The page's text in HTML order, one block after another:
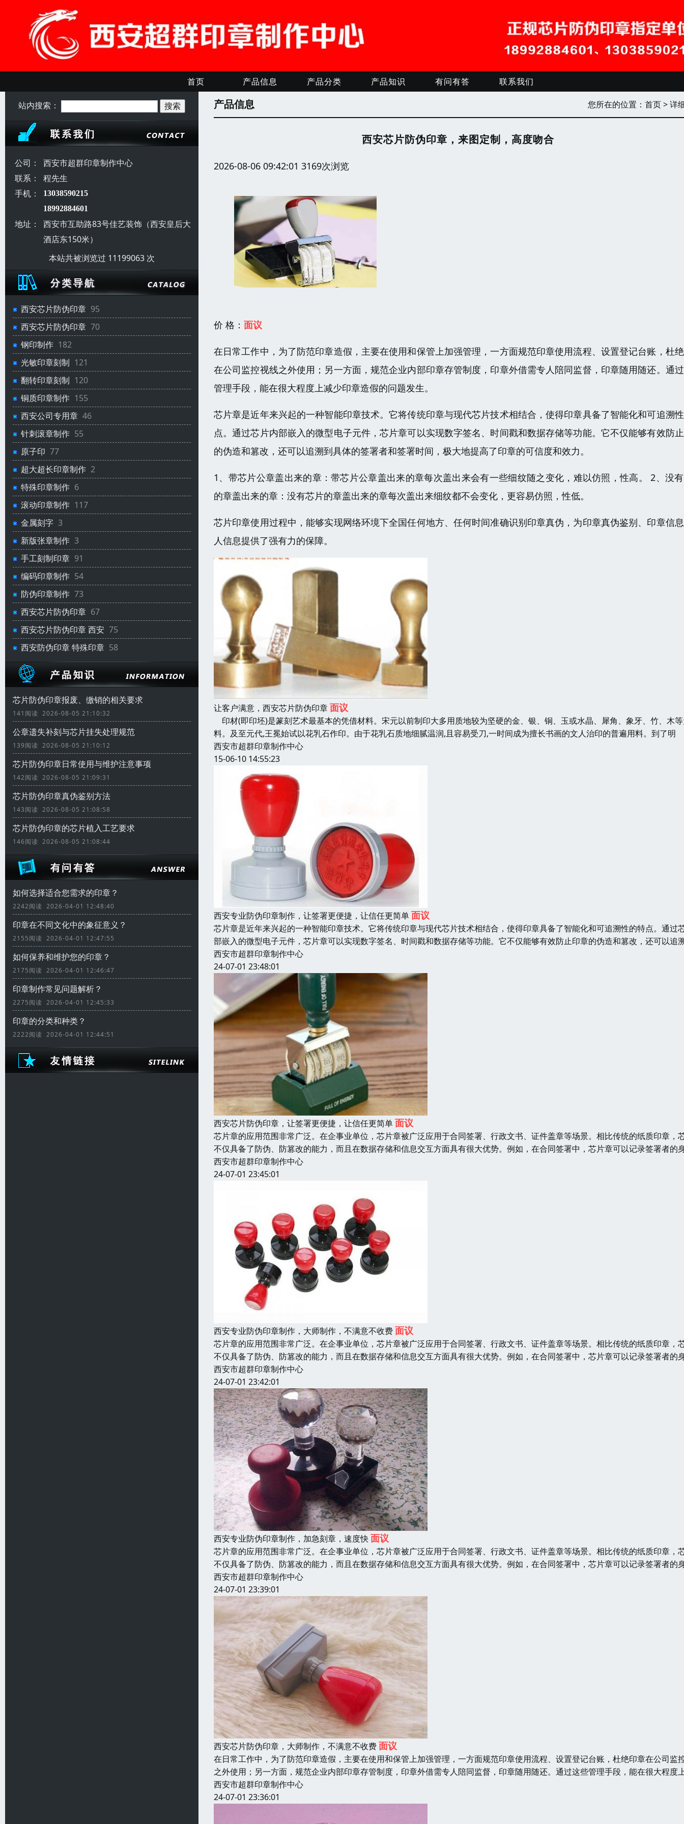
首页 产品信息 产品分类 产品知识 有问有答 联系我们
站内搜索：
公司：
西安市超群印章制作中心
联系：
程先生
手机：
13038590215
18992884601
地址：
西安市互助路83号佳艺装饰（西安皇后大
酒店东150米）
本站共被浏览过 11199063 次
西安芯片防伪印章 95
西安芯片防伪印章 70
钢印制作 182
光敏印章刻制 121
翻转印章刻制 120
铜质印章制作 155
西安公司专用章 46
针刺滚章制作 55
原子印 77
超大超长印章制作 2
特殊印章制作 6
滚动印章制作 117
金属刻字 3
新版张章制作 3
手工刻制印章 91
编码印章制作 54
防伪印章制作 73
西安芯片防伪印章 67
西安芯片防伪印章 西安 75
西安防伪印章 特殊印章 58
芯片防伪印章报废、缴销的相关要求
141阅读 2026-08-05 21:10:32
公章遗失补刻与芯片挂失处理规范
139阅读 2026-08-05 21:10:12
芯片防伪印章日常使用与维护注意事项
142阅读 2026-08-05 21:09:31
芯片防伪印章真伪鉴别方法
143阅读 2026-08-05 21:08:58
芯片防伪印章的芯片植入工艺要求
146阅读 2026-08-05 21:08:44
如何选择适合您需求的印章？
2242阅读 2026-04-01 12:48:40
印章在不同文化中的象征意义？
2155阅读 2026-04-01 12:47:55
如何保养和维护您的印章？
2175阅读 2026-04-01 12:46:47
印章制作常见问题解析？
2275阅读 2026-04-01 12:45:33
印章的分类和种类？
2222阅读 2026-04-01 12:44:51
产品信息 您所在的位置： 首页> 详
西安芯片防伪印章，来图定制，高度吻合
2026-08-06 09:42:01 3169次浏览
价 格： 面议
在日常工作中，为了防范印章造假，主要在使用和保管上加强管理，一方面规范印章使用流程、设置登记台账，杜
在公司监控视线之外使用；另一方面，规范企业内部印章存管制度，印章外借需专人陪同监督，印章随用随还。通
管理手段，能在很大程度上减少印章造假的问题发生。
芯片章是近年来兴起的一种智能印章技术。它将传统印章与现代芯片技术相结合，使得印章具备了智能化和可追溯
点。通过芯片内部嵌入的微型电子元件，芯片章可以实现数字签名、时间戳和数据存储等功能。它不仅能够有效防
的伪造和篡改，还可以追溯到具体的签署者和签署时间，极大地提高了印章的可信度和效力。
1、带芯片公章盖出来的章：带芯片公章盖出来的章每次盖出来会有一些细纹随之变化，难以仿照，性高。 2、没
的章盖出来的章：没有芯片的章盖出来的章每次盖出来细纹都不会变化，更容易仿照，性低。
芯片印章使用过程中，能够实现网络环境下全国任何地方、任何时间准确识别印章真伪，为印章真伪鉴别、印章信
人信息提供了强有力的保障。
让客户满意，西安芯片防伪印章面议
印材(即印坯)是篆刻艺术最基本的凭借材料。宋元以前制印大多用质地较为坚硬的金、银、铜、玉或水晶、犀角、象牙、竹、木
料。及至元代,王冕始试以花乳石作印。由于花乳石质地细腻温润,且容易受刀,一时间成为擅长书画的文人治印的普遍用料。到了明
西安市超群印章制作中心
15-06-10 14:55:23
西安专业防伪印章制作，让签署更便捷，让信任更简单面议
芯片章是近年来兴起的一种智能印章技术。它将传统印章与现代芯片技术相结合，使得印章具备了智能化和可追溯性的特点。通过
部嵌入的微型电子元件，芯片章可以实现数字签名、时间戳和数据存储等功能。它不仅能够有效防止印章的伪造和篡改，还可以追
西安市超群印章制作中心
24-07-01 23:48:01
西安芯片防伪印章，让签署更便捷，让信任更简单面议
芯片章的应用范围非常广泛。在企事业单位，芯片章被广泛应用于合同签署、行政文书、证件盖章等场景。相比传统的纸质印章，
不仅具备了防伪、防篡改的能力，而且在数据存储和信息交互方面具有很大优势。例如，在合同签署中，芯片章可以记录签署者的
西安市超群印章制作中心
24-07-01 23:45:01
西安专业防伪印章制作，大师制作，不满意不收费面议
芯片章的应用范围非常广泛。在企事业单位，芯片章被广泛应用于合同签署、行政文书、证件盖章等场景。相比传统的纸质印章，
不仅具备了防伪、防篡改的能力，而且在数据存储和信息交互方面具有很大优势。例如，在合同签署中，芯片章可以记录签署者的
西安市超群印章制作中心
24-07-01 23:42:01
西安专业防伪印章制作，加急刻章，速度快面议
芯片章的应用范围非常广泛。在企事业单位，芯片章被广泛应用于合同签署、行政文书、证件盖章等场景。相比传统的纸质印章，
不仅具备了防伪、防篡改的能力，而且在数据存储和信息交互方面具有很大优势。例如，在合同签署中，芯片章可以记录签署者的
西安市超群印章制作中心
24-07-01 23:39:01
西安芯片防伪印章，大师制作，不满意不收费面议
在日常工作中，为了防范印章造假，主要在使用和保管上加强管理，一方面规范印章使用流程、设置登记台账，杜绝印章在公司监
之外使用；另一方面，规范企业内部印章存管制度，印章外借需专人陪同监督，印章随用随还。通过这些管理手段，能在很大程度
西安市超群印章制作中心
24-07-01 23:36:01